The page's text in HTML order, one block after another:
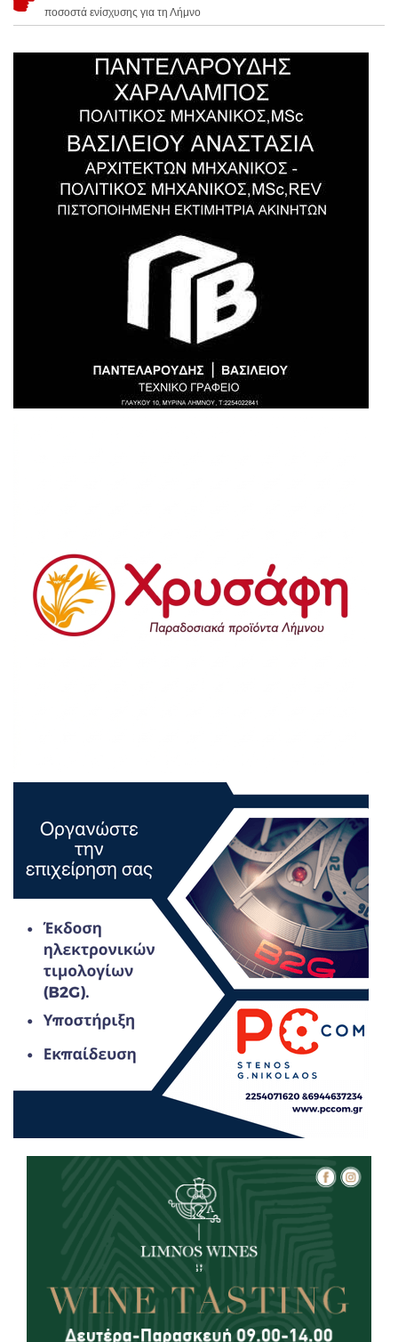
ποσοστά ενίσχυσης για τη Λήμνο